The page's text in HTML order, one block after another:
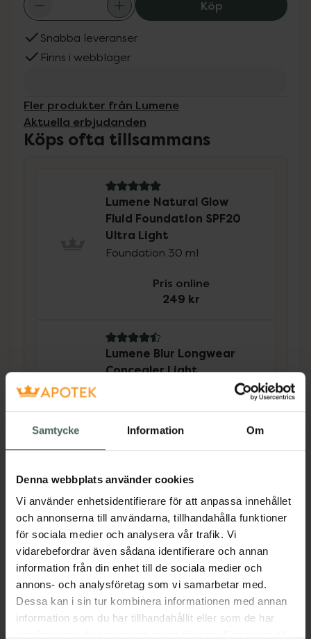
Samtycke Information Om
Denna webbplats använder cookies
Vi använder enhetsidentifierare för att anpassa innehållet
och annonserna till användarna, tillhandahålla funktioner
för sociala medier och analysera vår trafik. Vi
vidarebefordrar även sådana identifierare och annan
information från din enhet till de sociala medier och
annons- och analysföretag som vi samarbetar med.
Dessa kan i sin tur kombinera informationen med annan
information som du har tillhandahållit eller som de har
KöpLumene
Snabba leveranser
Finns i webblager
Fler produkter från Lumene
Aktuella erbjudanden
Köps ofta tillsammans
5 av 5 i omdöme
Lumene Natural Glow
Fluid Foundation SPF20
Ultra Light
Foundation 30 ml
Pris online
249 kr
4.5 av 5 i omdöme
Lumene Blur Longwear
Concealer Light
159 kr
Köp båda
Beskrivning Dölj
En lätt täckande foundation som är
lystergivande och ger en naturlig look. Berikad
med nordiska hjortron och hyaluronsyra. Kan
appliceras i flera lager för bättre täckning.